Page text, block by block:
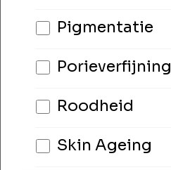
Pigmentatie
Porieverfijning
Roodheid
Skin Ageing